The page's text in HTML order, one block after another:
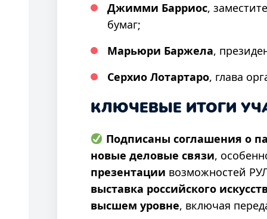
Джимми Барриос,
бумаг;
Марьюри Баржела,
Серхио Лотартаро, глава
КЛЮЧЕВЫЕ ИТОГИ
Подписаны соглашения о
новые деловые связи,
презентации возможностей
выставка российского
высшем уровне, включая